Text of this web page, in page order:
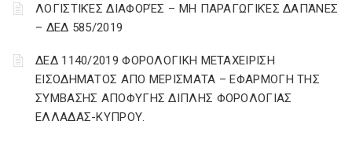
ΛΟΓΙΣΤΙΚΈΣ ΔΙΑΦΟΡΈΣ – ΜΗ ΠΑΡΑΓΩΓΙΚΈΣ ΔΑΠΆΝΕΣ
– ΔΕΔ 585/2019
ΔΕΔ 1140/2019 ΦΟΡΟΛΟΓΙΚΗ ΜΕΤΑΧΕΙΡΙΣΗ
ΕΙΣΟΔΗΜΑΤΟΣ ΑΠΟ ΜΕΡΙΣΜΑΤΑ – ΕΦΑΡΜΟΓΗ ΤΗΣ
ΣΥΜΒΑΣΗΣ ΑΠΟΦΥΓΗΣ ΔΙΠΛΗΣ ΦΟΡΟΛΟΓΙΑΣ
ΕΛΛΑΔΑΣ-ΚΥΠΡΟΥ.